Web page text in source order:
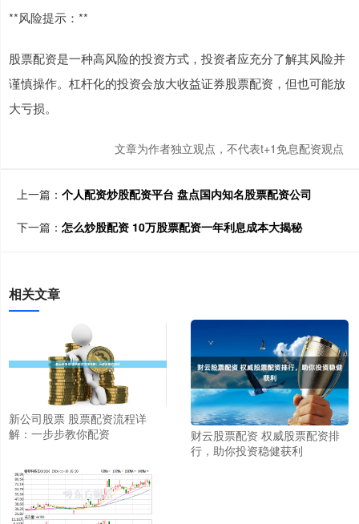
**风险提示：**
股票配资是一种高风险的投资方式，投资者应充分了解其风险并
谨慎操作。杠杆化的投资会放大收益证券股票配资，但也可能放
大亏损。
文章为作者独立观点，不代表t+1免息配资观点
上一篇： 个人配资炒股配资平台 盘点国内知名股票配资公司
下一篇： 怎么炒股配资 10万股票配资一年利息成本大揭秘
相关文章
新公司股票 股票配资流程详
解：一步步教你配资
财云股票配资 权威股票配资排
行，助你投资稳健获利